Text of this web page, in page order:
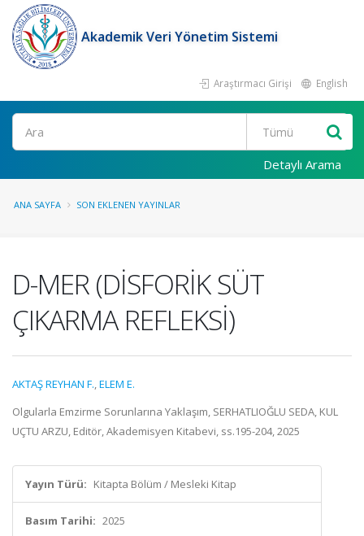
Akademik Veri Yönetim Sistemi
Araştırmacı Girişi English
Ara
Detaylı Arama
ANA SAYFA SON EKLENEN YAYINLAR
D-MER (DİSFORİK SÜT
ÇIKARMA REFLEKSİ)
AKTAŞ REYHAN F.,ELEM E.
Olgularla Emzirme Sorunlarına Yaklaşım, SERHATLIOĞLU SEDA, KUL
UÇTU ARZU, Editör, Akademisyen Kitabevi, ss.195-204, 2025
Yayın Türü: Kitapta Bölüm / Mesleki Kitap
Basım Tarihi: 2025